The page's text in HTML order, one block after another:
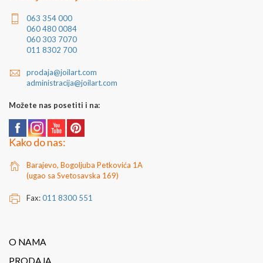
063 354 000
060 480 0084
060 303 7070
011 8302 700
prodaja@joilart.com
administracija@joilart.com
Možete nas posetiti i na:
Kako do nas:
Barajevo, Bogoljuba Petkovića 1A
(ugao sa Svetosavska 169)
Fax:011 8300 551
O NAMA
PRODAJA